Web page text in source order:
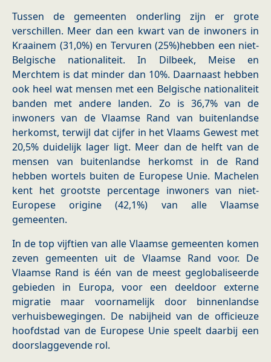
Tussen de gemeenten onderling zijn er grote
verschillen. Meer dan een kwart van de inwoners in
Kraainem (31,0%) en Tervuren (25%)hebben een niet-
Belgische nationaliteit. In Dilbeek, Meise en
Merchtem is dat minder dan 10%. Daarnaast hebben
ook heel wat mensen met een Belgische nationaliteit
banden met andere landen. Zo is 36,7% van de
inwoners van de Vlaamse Rand van buitenlandse
herkomst, terwijl dat cijfer in het Vlaams Gewest met
20,5% duidelijk lager ligt. Meer dan de helft van de
mensen van buitenlandse herkomst in de Rand
hebben wortels buiten de Europese Unie. Machelen
kent het grootste percentage inwoners van niet-
Europese origine (42,1%) van alle Vlaamse
gemeenten.
In de top vijftien van alle Vlaamse gemeenten komen
zeven gemeenten uit de Vlaamse Rand voor. De
Vlaamse Rand is één van de meest geglobaliseerde
gebieden in Europa, voor een deeldoor externe
migratie maar voornamelijk door binnenlandse
verhuisbewegingen. De nabijheid van de officieuze
hoofdstad van de Europese Unie speelt daarbij een
doorslaggevende rol.